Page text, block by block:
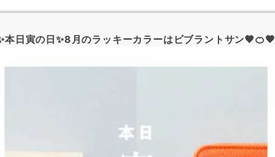
カスタマーレビュー
本日寅の日✨8月のラッキーカラーはビブラントサン🧡🍊🧡